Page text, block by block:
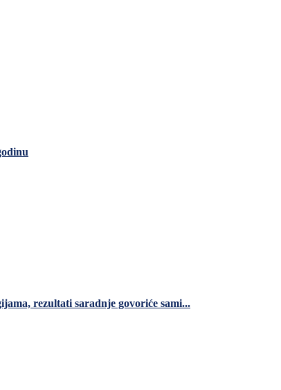
rezultati saradnje govoriće sami...